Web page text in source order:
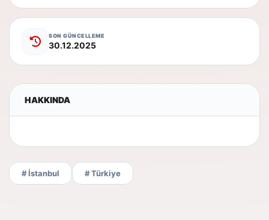
SON GÜNCELLEME
30.12.2025
HAKKINDA
# İstanbul # Türkiye